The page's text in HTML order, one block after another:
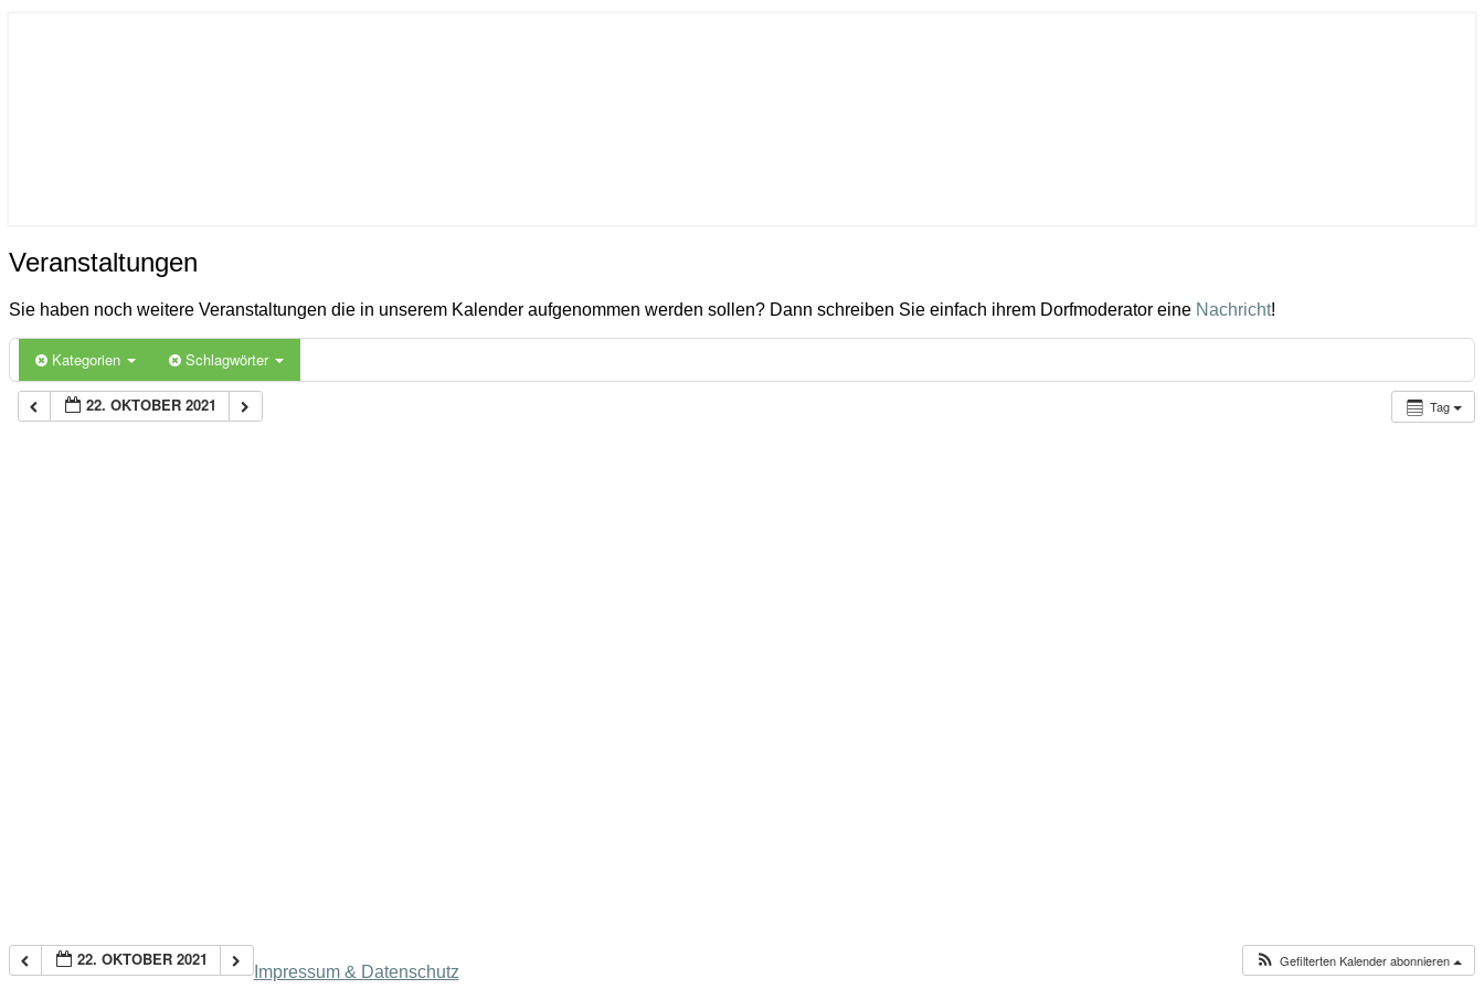
Veranstaltungen
Veranstaltungen
Sie haben noch weitere Veranstaltungen die in unserem Kalender aufgenommen werden sollen? Dann schreiben Sie einfach ihrem Dorfmoderator eine Nachricht!
Kategorien Schlagwörter
Tag
22. OKTOBER 2021
22. OKTOBER 2021 Gefilterten Kalender abonnieren
Impressum & Datenschutz